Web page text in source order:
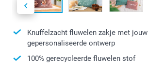
Knuffelzacht fluwelen zakje met jouw
gepersonaliseerde ontwerp
100% gerecycleerde fluwelen stof